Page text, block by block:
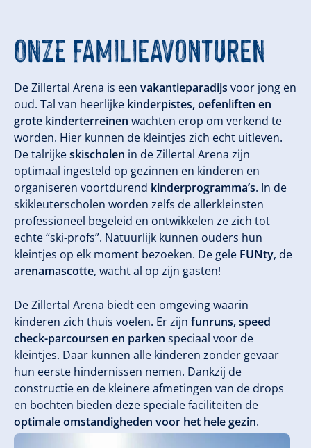
ONZE FAMILIEAVONTUREN
De Zillertal Arena is een vakantieparadijs voor jong en
oud. Tal van heerlijke kinderpistes, oefenliften en
grote kinderterreinen wachten erop om verkend te
worden. Hier kunnen de kleintjes zich echt uitleven.
De talrijkeskischolen in de Zillertal Arena zijn
optimaal ingesteld op gezinnen en kinderen en
organiseren voortdurend kinderprogramma’s. In de
skikleuterscholen worden zelfs de allerkleinsten
professioneel begeleid en ontwikkelen ze zich tot
echte “ski-profs”. Natuurlijk kunnen ouders hun
kleintjes op elk moment bezoeken. De gele FUNty, de
arenamascotte, wacht al op zijn gasten!
De Zillertal Arena biedt een omgeving waarin
kinderen zich thuis voelen. Er zijn funruns, speed
check-parcoursen en parken speciaal voor de
kleintjes. Daar kunnen alle kinderen zonder gevaar
hun eerste hindernissen nemen. Dankzij de
constructie en de kleinere afmetingen van de drops
en bochten bieden deze speciale faciliteiten de
optimale omstandigheden voor het hele gezin.